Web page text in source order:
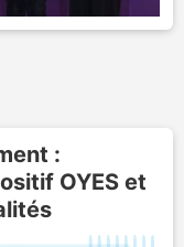
:
OYES et